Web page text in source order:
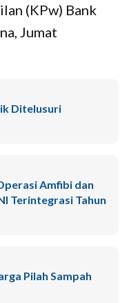
(KPw) Bank
Jumat
Ditelusuri
Amfibi dan
Terintegrasi Tahun
Pilah Sampah